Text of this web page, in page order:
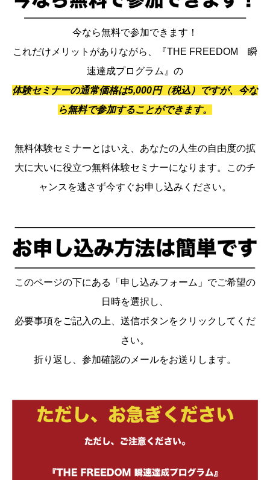
今なら無料で参加できます！
これだけメリットがありながら、『THE FREEDOM 瞬
速達成プログラム』の
体験セミナーの通常価格は5,000円（税込）ですが、今な
ら無料で参加することができます。
無料体験セミナーとはいえ、あなたの人生の自由度の拡
大に大いに役立つ無料体験セミナーになります。このチ
ャンスを逃さず今すぐお申し込みください。
このページの下にある「申し込みフォーム」でご希望の
日時を選択し、
必要事項をご記入の上、送信ボタンをクリックしてくだ
さい。
折り返し、参加確認のメールをお送りします。